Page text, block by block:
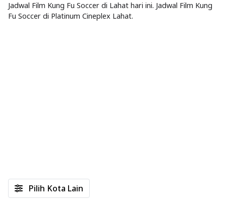
Jadwal Film Kung Fu Soccer di Lahat hari ini. Jadwal Film Kung
Fu Soccer di Platinum Cineplex Lahat.
Pilih Kota Lain